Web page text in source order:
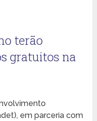
terão
gratuitos na
em parceria com